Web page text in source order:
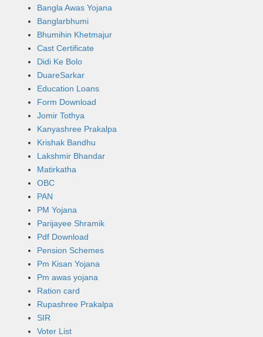
Bangla Awas Yojana
Banglarbhumi
Bhumihin Khetmajur
Cast Certificate
Didi Ke Bolo
DuareSarkar
Education Loans
Form Download
Jomir Tothya
Kanyashree Prakalpa
Krishak Bandhu
Lakshmir Bhandar
Matirkatha
OBC
PAN
PM Yojana
Parijayee Shramik
Pdf Download
Pension Schemes
Pm Kisan Yojana
Pm awas yojana
Ration card
Rupashree Prakalpa
SIR
Voter List